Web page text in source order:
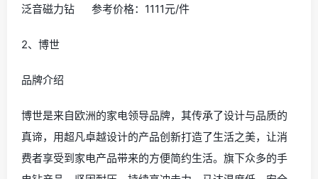
品牌商标在电动行业早已拥有了不可替代的品质、名誉价
泛音充电式手电钻ABOP6 参考价格：320元/件
泛音磁力钻 参考价格：1111元/件